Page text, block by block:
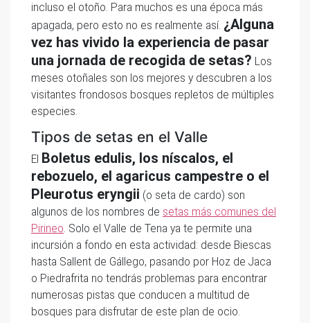
incluso el otoño. Para muchos es una época más
apagada, pero esto no es realmente así. ¿Alguna
vez has vivido la experiencia de pasar
una jornada de recogida de setas? Los
meses otoñales son los mejores y descubren a los
visitantes frondosos bosques repletos de múltiples
especies.
Tipos de setas en el Valle
El Boletus edulis, los níscalos, el
rebozuelo, el agaricus campestre o el
Pleurotus eryngii (o seta de cardo) son
algunos de los nombres de setas más comunes del
Pirineo. Solo el Valle de Tena ya te permite una
incursión a fondo en esta actividad: desde Biescas
hasta Sallent de Gállego, pasando por Hoz de Jaca
o Piedrafrita no tendrás problemas para encontrar
numerosas pistas que conducen a multitud de
bosques para disfrutar de este plan de ocio.